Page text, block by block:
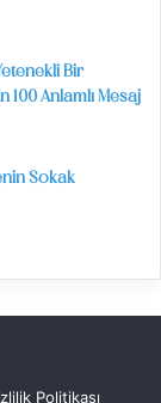
Bir
100 Anlamlı Mesaj
Sokak
Politikası